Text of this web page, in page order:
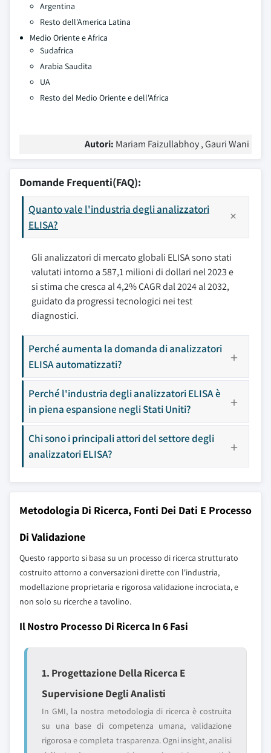
Argentina
Resto dell'America Latina
Medio Oriente e Africa
Sudafrica
Arabia Saudita
UA
Resto del Medio Oriente e dell'Africa
Autori: Mariam Faizullabhoy , Gauri Wani
Domande Frequenti(FAQ):
Quanto vale l'industria degli analizzatori
ELISA?
Gli analizzatori di mercato globali ELISA sono stati
valutati intorno a 587,1 milioni di dollari nel 2023 e
si stima che cresca al 4,2% CAGR dal 2024 al 2032,
guidato da progressi tecnologici nei test
diagnostici.
Perché aumenta la domanda di analizzatori
ELISA automatizzati?
Perché l'industria degli analizzatori ELISA è
in piena espansione negli Stati Uniti?
Chi sono i principali attori del settore degli
analizzatori ELISA?
Metodologia Di Ricerca, Fonti Dei Dati E Processo
Di Validazione
Questo rapporto si basa su un processo di ricerca strutturato
costruito attorno a conversazioni dirette con l'industria,
modellazione proprietaria e rigorosa validazione incrociata, e
non solo su ricerche a tavolino.
Il Nostro Processo Di Ricerca In 6 Fasi
1. Progettazione Della Ricerca E
Supervisione Degli Analisti
In GMI, la nostra metodologia di ricerca è costruita
su una base di competenza umana, validazione
rigorosa e completa trasparenza. Ogni insight, analisi